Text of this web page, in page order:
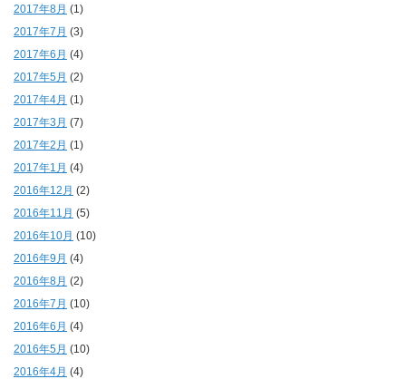
2017年8月 (1)
2017年7月 (3)
2017年6月 (4)
2017年5月 (2)
2017年4月 (1)
2017年3月 (7)
2017年2月 (1)
2017年1月 (4)
2016年12月 (2)
2016年11月 (5)
2016年10月 (10)
2016年9月 (4)
2016年8月 (2)
2016年7月 (10)
2016年6月 (4)
2016年5月 (10)
2016年4月 (4)